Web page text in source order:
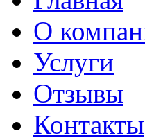
О
Услуги
Отзывы
Контакты